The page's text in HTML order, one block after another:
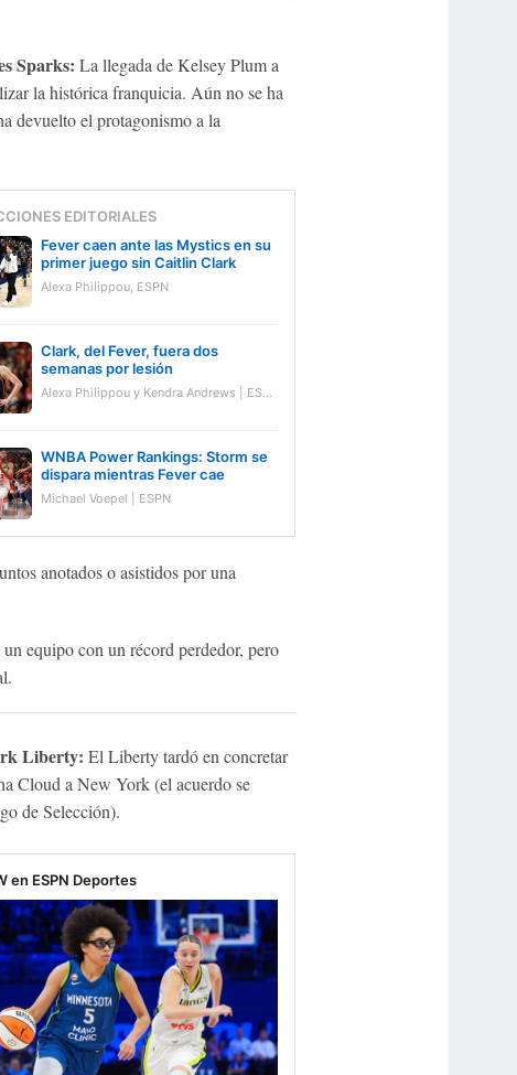
Sparks: La llegada de Kelsey Plum a
la histórica franquicia. Aún no se ha
devuelto el protagonismo a la
EDITORIALES
Fever caen ante las Mystics en su
primer juego sin Caitlin Clark
Alexa Philippou, ESPN
Clark, del Fever, fuera dos
semanas por lesión
Alexa Philippou y Kendra Andrews | ESPN
WNBA Power Rankings: Storm se
dispara mientras Fever cae
Michael Voepel | ESPN
anotados o asistidos por una
equipo con un récord perdedor, pero
Liberty: El Liberty tardó en concretar
Cloud a New York (el acuerdo se
de Selección).
en ESPN Deportes